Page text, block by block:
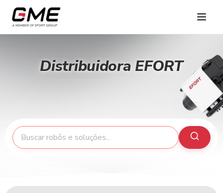
Distribuidora EFORT